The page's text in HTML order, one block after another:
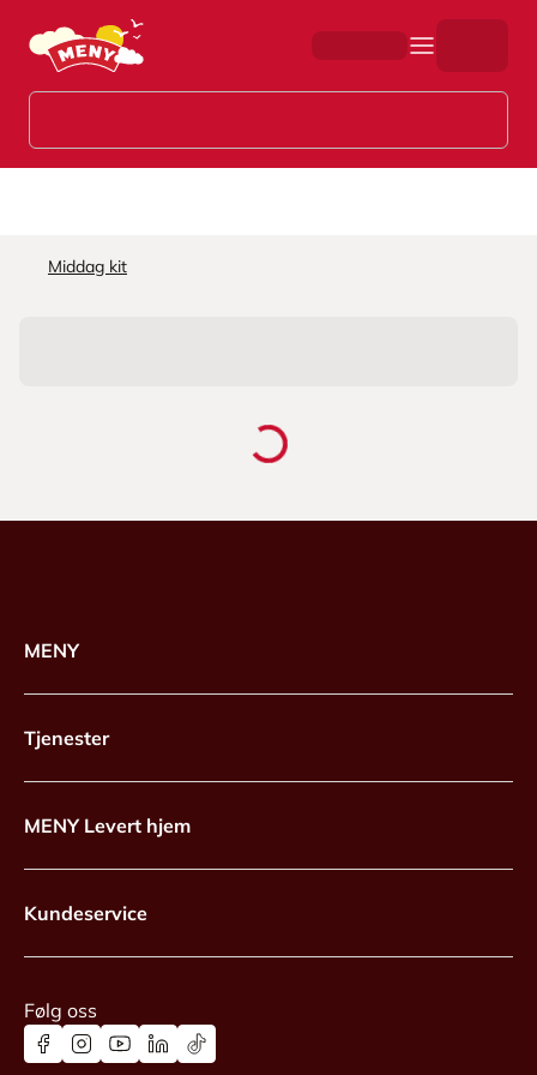
Hopp til hovedinnhold
Middag kit
MENY
Tjenester
MENY Levert hjem
Kundeservice
Følg oss